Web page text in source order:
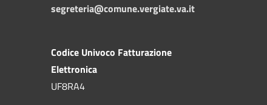
segreteria@comune.vergiate.va.it
Codice Univoco Fatturazione
Elettronica
UF8RA4